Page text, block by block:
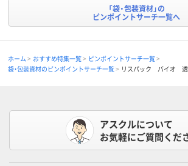
「袋・包装資材」の
ピンポイントサーチ一覧へ
ホーム おすすめ特集一覧
ピンポイントサーチ一覧
袋・包装資材のピンポイントサーチ一覧
リスパック バイオ 透
アスクルについて
お気軽にご質問くだ